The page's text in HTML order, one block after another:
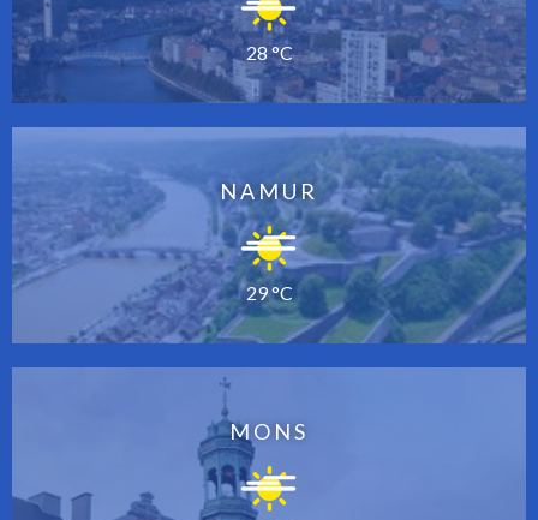
28 °C
NAMUR
29 °C
MONS